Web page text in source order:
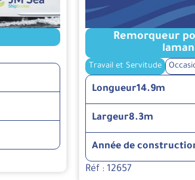
Remorqueur
Travail et Servitude
Longueur14.9m
Largeur8.3m
Année de
Réf : 12657